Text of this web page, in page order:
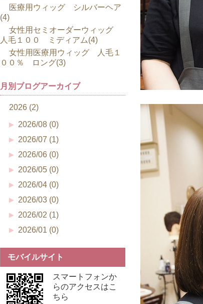
医療用ウィッグ シルバーヘア
(4)
女性用セミオーダーウィッグ
人毛１００ ミディアム(4)
女性用医療用ウィッグ 人毛１
００％ ロング(3)
月別ブログアーカイブ
2026 (2)
2026/08 (0)
2026/07 (1)
2026/06 (0)
2026/05 (0)
2026/04 (0)
2026/03 (0)
2026/02 (1)
2026/01 (0)
モバイルサイト
スマートフォンか
らのアクセスはこ
ちら